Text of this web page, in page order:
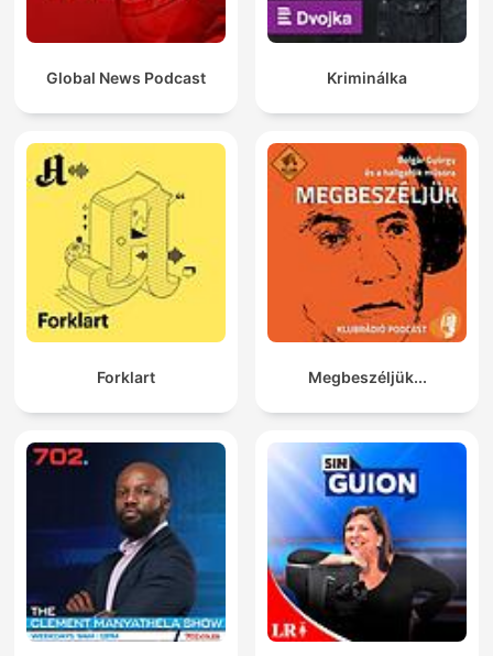
Global News Podcast Kriminálka
Forklart Megbeszéljük...